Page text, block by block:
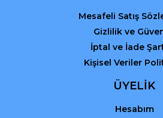
Mesafeli Satış
Gizlilik ve
İptal ve İade
Kişisel Veriler
ÜYELİK
Hesabım